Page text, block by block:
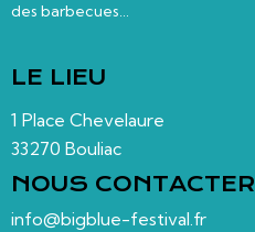
des barbecues…
LE LIEU
1 Place Chevelaure
33270 Bouliac
NOUS CONTACTER
info@bigblue-festival.fr